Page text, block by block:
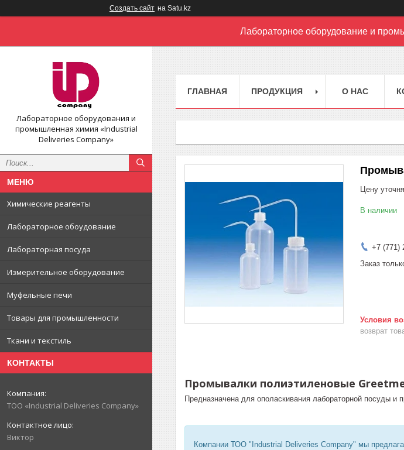
Создать сайт на Satu.kz
Лабораторное оборудование и
Лабораторное оборудования и
промышленная химия «Industrial
Deliveries Company»
Химические реагенты
Лабораторное обоудование
Лабораторная посуда
Измерительное оборудование
Муфельные печи
Товары для промышленности
Ткани и текстиль
КОНТАКТЫ
ТОО «Industrial Deliveries Company»
Виктор
ГЛАВНАЯ ПРОДУКЦИЯ О НАС
Цену
В наличии
+7 (771)
Заказ
возврат
Промывалки полиэтиленовые
Предназначена для ополаскивания лабораторной посуды
Компании ТОО "Industrial Deliveries Company" мы